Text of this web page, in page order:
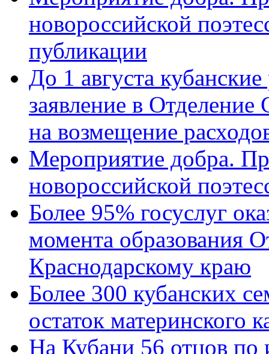
новороссийской
публикации
До 1 августа
заявление в
на возмещение
Мероприятие добра.
новороссийской
Более 95% госуслуг
момента образования
Краснодарскому краю
Более 300 кубанских
остаток материнского
На Кубани 56 отцов по